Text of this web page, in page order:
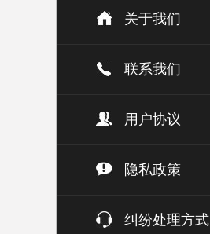
关于我们
联系我们
用户协议
隐私政策
纠纷处理方式